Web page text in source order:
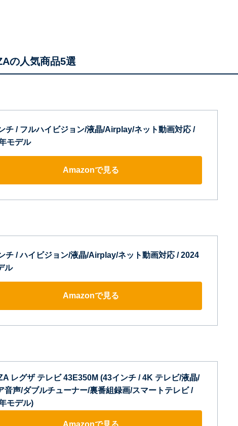
の人気商品5選
チ / フルハイビジョン/液晶/Airplay/ネット動画対応 /
モデル
Amazonで見る
チ / ハイビジョン/液晶/Airplay/ネット動画対応 / 2024
ル
Amazonで見る
レグザ テレビ 43E350M (43インチ / 4K テレビ/液晶/
音声/ダブルチューナー/裏番組録画/スマートテレビ /
モデル)
Amazonで見る